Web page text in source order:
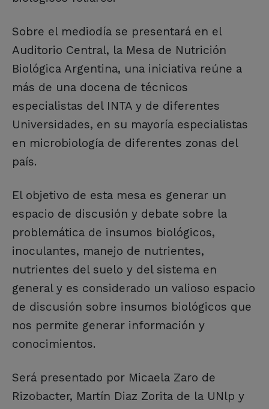
Sobre el mediodía se presentará en el
Auditorio Central, la Mesa de Nutrición
Biológica Argentina, una iniciativa reúne a
más de una docena de técnicos
especialistas del INTA y de diferentes
Universidades, en su mayoría especialistas
en microbiología de diferentes zonas del
país.
El objetivo de esta mesa es generar un
espacio de discusión y debate sobre la
problemática de insumos biológicos,
inoculantes, manejo de nutrientes,
nutrientes del suelo y del sistema en
general y es considerado un valioso espacio
de discusión sobre insumos biológicos que
nos permite generar información y
conocimientos.
Será presentado por Micaela Zaro de
Rizobacter, Martín Diaz Zorita de la UNlp y